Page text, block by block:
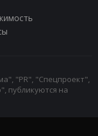
"PR", "Спецпроект",
публикуются на